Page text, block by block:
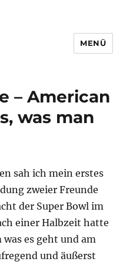
MENÜ
– American
was man
sah ich mein erstes
zweier Freunde
der Super Bowl im
einer Halbzeit hatte
es geht und am
und äußerst